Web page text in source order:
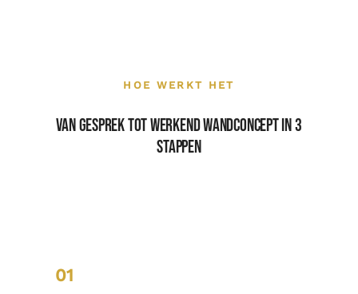
HOE WERKT HET
Van gesprek tot werkend wandconcept in 3
stappen
01